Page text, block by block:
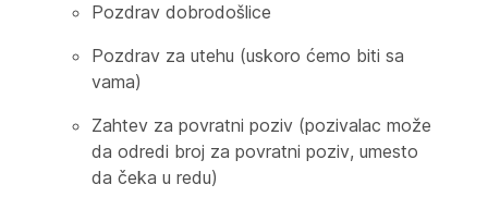
Pozdrav dobrodošlice
Pozdrav za utehu (uskoro ćemo biti sa
vama)
Zahtev za povratni poziv (pozivalac može
da odredi broj za povratni poziv, umesto
da čeka u redu)